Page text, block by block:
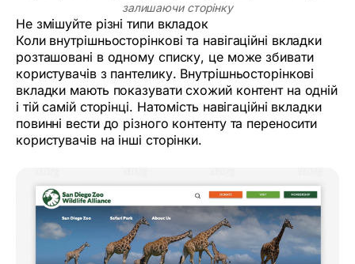
залишаючи сторінку
Не змішуйте різні типи вкладок
Коли внутрішньосторінкові та навігаційні вкладки
розташовані в одному списку, це може збивати
користувачів з пантелику. Внутрішньосторінкові
вкладки мають показувати схожий контент на одній
і тій самій сторінці. Натомість навігаційні вкладки
повинні вести до різного контенту та переносити
користувачів на інші сторінки.